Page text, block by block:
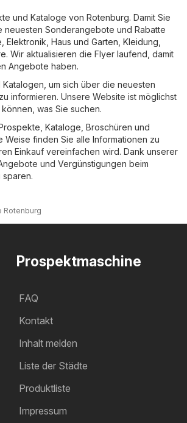
und Kataloge von Rotenburg. Damit Sie
Sonderangebote und Rabatte
Elektronik Haus und Garten Kleidung,
. Wir aktualisieren die Flyer laufend, damit
Angebote haben.
um sich über die neuesten
informieren. Unsere Website ist möglichst
was Sie suchen.
Kataloge, Broschüren und
finden Sie alle Informationen zu
Einkauf vereinfachen wird. Dank unserer
und Vergünstigungen beim
sparen.
Rotenburg
Prospektmaschine
FAQ
Kontakt
Inhalt melden
Liste der Städte
Produktliste
Impressum